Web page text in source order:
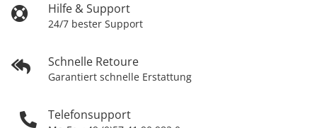
Hilfe & Support
24/7 bester Support
Schnelle Retoure
Garantiert schnelle Erstattung
Telefonsupport